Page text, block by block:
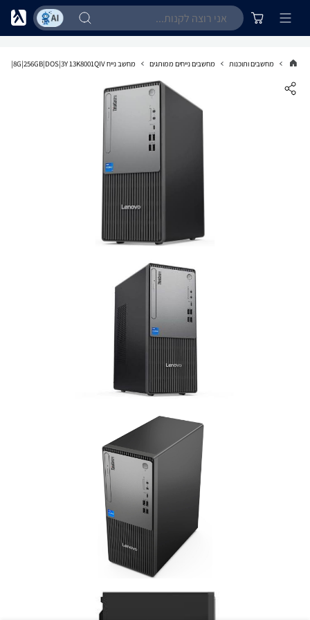
מחשבים ותוכנות מחשבים נייחים ממותגים מחשב נייח LENOVO ThinkCentre neo 30t G5 i3-1315U|8G|256GB|DOS|3Y 13K8001QIV